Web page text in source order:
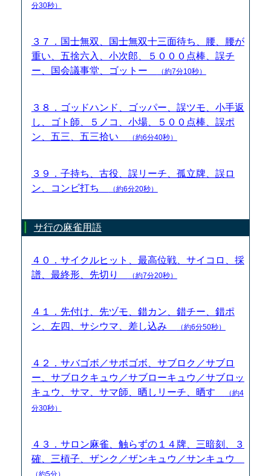
分30秒）
３７．国士無双、国士無双十三面待ち、腰、腰が
重い、五捨六入、小次郎、５０００点棒、誤チ
ー、国会議事堂、ゴットー
（約7分10秒）
３８．ゴッドハンド、ゴッパー、誤ツモ、小手返
し、ゴト師、５ノコ、小場、５００点棒、誤ポ
ン、五三、五三拾い
（約6分40秒）
３９．子持ち、古役、誤リーチ、孤立牌、誤ロ
ン、コンビ打ち
（約6分20秒）
サ行の麻雀用語
４０．サイクルヒット、最高位戦、サイコロ、採
譜、最終形、先切り
（約7分20秒）
４１．先付け、先ヅモ、錯カン、錯チー、錯ポ
ン、左四、サシウマ、差し込み
（約6分50秒）
４２．サバゴボ／サボゴボ、サブロク／サブロ
ー、サブロクキュウ／サブローキュウ／サブロッ
キュウ、サマ、サマ師、晒しリーチ、晒す
（約4
分30秒）
４３．サロン麻雀、触らずの１４牌、三暗刻、３
確、三槓子、ザンク／ザンキュウ／サンキュウ
（約5分）